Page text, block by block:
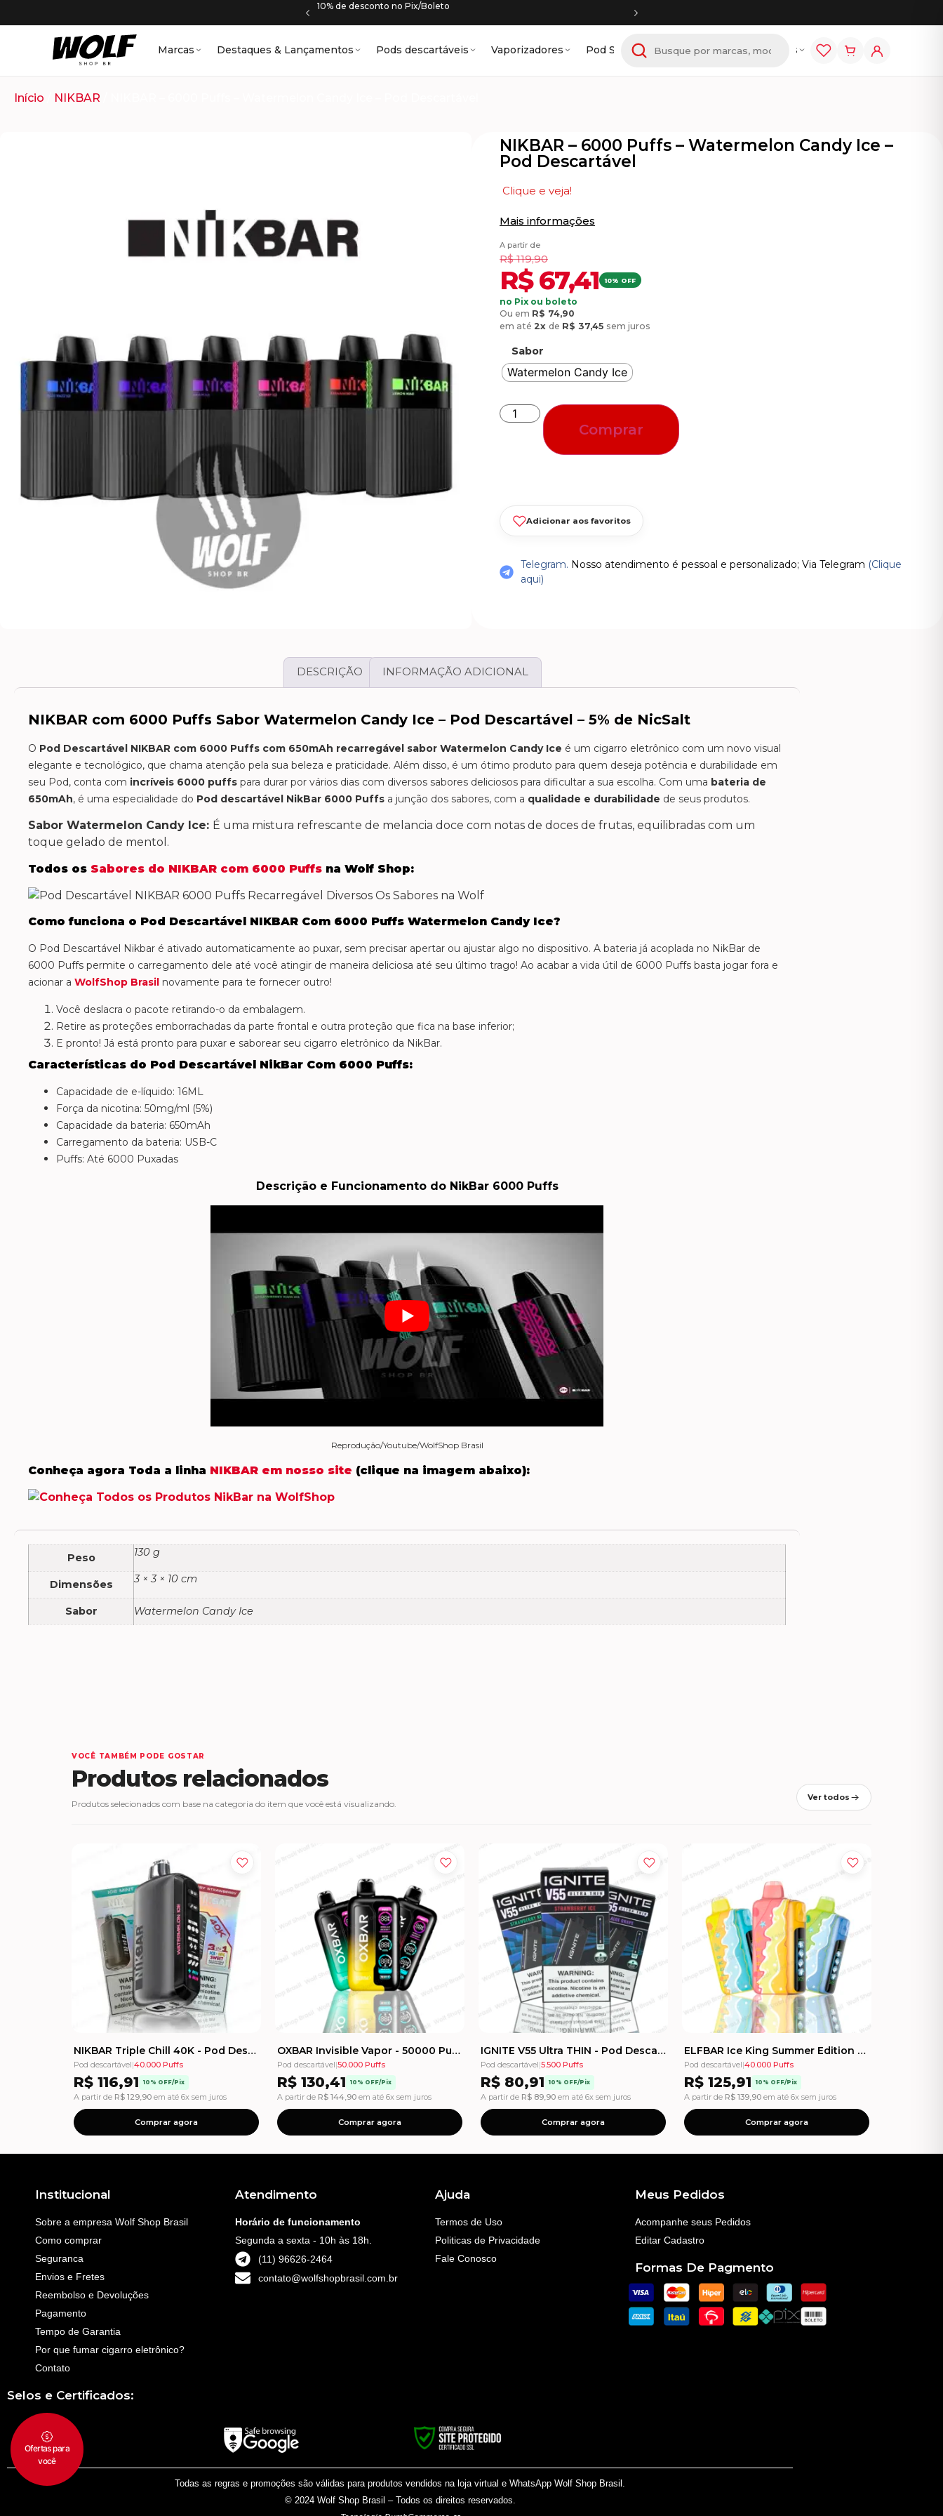
10% de desconto no Pix/Boleto
Marcas Destaques & Lançamentos Pods descartáveis Vaporizadores Pod System E-líquidos Acessórios
Início NIKBAR
NIKBAR – 6000 Puffs – Watermelon Candy Ice –
Pod Descartável
Clique e veja!
Mais informações
A partir de
R$119,90
R$67,41 10% OFF
no Pix ou boleto
Ou em R$ 74,90
em até 2x de R$ 37,45 sem juros
Sabor
Watermelon Candy Ice
Comprar
Adicionar aos favoritos
Telegram. Nosso atendimento é pessoal e personalizado; Via Telegram (Clique
aqui)
DESCRIÇÃO INFORMAÇÃO ADICIONAL
NIKBAR com 6000 Puffs Sabor Watermelon Candy Ice – Pod Descartável – 5% de NicSalt
O Pod Descartável NIKBAR com 6000 Puffs com 650mAh recarregável sabor Watermelon Candy Ice é um cigarro eletrônico com um novo visual
elegante e tecnológico, que chama atenção pela sua beleza e praticidade. Além disso, é um ótimo produto para quem deseja potência e durabilidade em
seu Pod, conta com incríveis 6000 puffs para durar por vários dias com diversos sabores deliciosos para dificultar a sua escolha. Com uma bateria de
650mAh, é uma especialidade do Pod descartável NikBar 6000 Puffs a junção dos sabores, com a qualidade e durabilidade de seus produtos.
Sabor Watermelon Candy Ice: É uma mistura refrescante de melancia doce com notas de doces de frutas, equilibradas com um
toque gelado de mentol.
Todos os Sabores do NIKBAR com 6000 Puffs na Wolf Shop:
Como funciona o Pod Descartável NIKBAR Com 6000 Puffs Watermelon Candy Ice?
O Pod Descartável Nikbar é ativado automaticamente ao puxar, sem precisar apertar ou ajustar algo no dispositivo. A bateria já acoplada no NikBar de
6000 Puffs permite o carregamento dele até você atingir de maneira deliciosa até seu último trago! Ao acabar a vida útil de 6000 Puffs basta jogar fora e
acionar a WolfShop Brasil novamente para te fornecer outro!
Você deslacra o pacote retirando-o da embalagem.
Retire as proteções emborrachadas da parte frontal e outra proteção que fica na base inferior;
E pronto! Já está pronto para puxar e saborear seu cigarro eletrônico da NikBar.
Características do Pod Descartável NikBar Com 6000 Puffs:
Capacidade de e-líquido: 16ML
Força da nicotina: 50mg/ml (5%)
Capacidade da bateria: 650mAh
Carregamento da bateria: USB-C
Puffs: Até 6000 Puxadas
Descrição e Funcionamento do NikBar 6000 Puffs
Reprodução/Youtube/WolfShop Brasil
Conheça agora Toda a linha NIKBAR em nosso site (clique na imagem abaixo):
Peso 130 g
Dimensões 3 × 3 × 10 cm
Sabor Watermelon Candy Ice
VOCÊ TAMBÉM PODE GOSTAR
Produtos relacionados
Produtos selecionados com base na categoria do item que você está visualizando.
Ver todos
NIKBAR Triple Chill 40K - Pod Descartável - 40.000 Puffs
Pod descartável|40.000 Puffs
R$ 116,91 10% OFF/Pix
A partir de R$ 129,90 em até 6x sem juros
Comprar agora
OXBAR Invisible Vapor - 50000 Puffs - Pod Descartável
Pod descartável|50.000 Puffs
R$ 130,41 10% OFF/Pix
A partir de R$ 144,90 em até 6x sem juros
Comprar agora
IGNITE V55 Ultra THIN - Pod Descartável - 5500 Puffs
Pod descartável|5.500 Puffs
R$ 80,91 10% OFF/Pix
A partir de R$ 89,90 em até 6x sem juros
Comprar agora
ELFBAR Ice King Summer Edition - 40000 Puffs - Pod Descartável
Pod descartável|40.000 Puffs
R$ 125,91 10% OFF/Pix
A partir de R$ 139,90 em até 6x sem juros
Comprar agora
Institucional
Sobre a empresa Wolf Shop Brasil
Como comprar
Seguranca
Envios e Fretes
Reembolso e Devoluções
Pagamento
Tempo de Garantia
Por que fumar cigarro eletrônico?
Contato
Atendimento
Horário de funcionamento
Segunda a sexta - 10h às 18h.
(11) 96626-2464
contato@wolfshopbrasil.com.br
Ajuda
Termos de Uso
Politicas de Privacidade
Fale Conosco
Meus Pedidos
Acompanhe seus Pedidos
Editar Cadastro
Formas De Pagmento
Selos e Certificados:
Todas as regras e promoções são válidas para produtos vendidos na loja virtual e WhatsApp Wolf Shop Brasil.
© 2024 Wolf Shop Brasil – Todos os direitos reservados.